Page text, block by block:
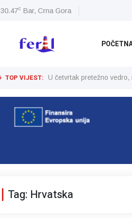
30.47c Bar, Crna Gora
TOP VIJEST: U četvrtak pretežno
Tag: Hrvatska